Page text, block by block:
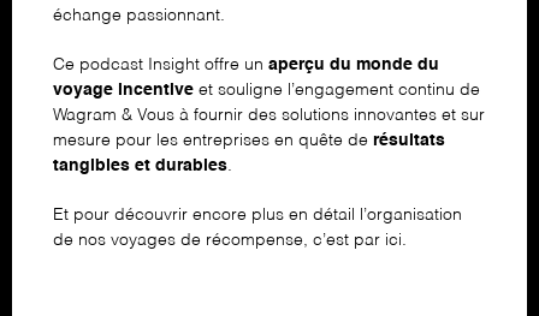
échange passionnant.
Ce podcast Insight offre un aperçu du monde du
voyage incentive et souligne l’engagement continu de
Wagram & Vous à fournir des solutions innovantes et sur
mesure pour les entreprises en quête de résultats
tangibles et durables.
Et pour découvrir encore plus en détail l’organisation
de nos voyages de récompense, c’est par ici.